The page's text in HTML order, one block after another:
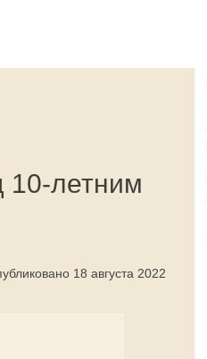
10-летним
18 августа 2022